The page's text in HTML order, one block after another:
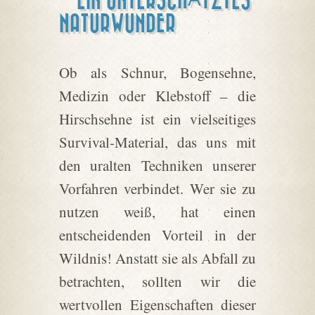
NATURWUNDER
Ob als Schnur, Bogensehne,
Medizin oder Klebstoff – die
Hirschsehne ist ein vielseitiges
Survival-Material, das uns mit
den uralten Techniken unserer
Vorfahren verbindet. Wer sie zu
nutzen weiß, hat einen
entscheidenden Vorteil in der
Wildnis! Anstatt sie als Abfall zu
betrachten, sollten wir die
wertvollen Eigenschaften dieser